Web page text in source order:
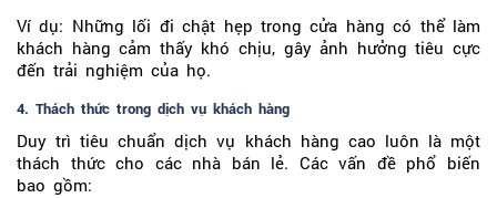
Ví dụ: Những lối đi chật hẹp trong cửa hàng có thể làm
khách hàng cảm thấy khó chịu, gây ảnh hưởng tiêu cực
đến trải nghiệm của họ.
4. Thách thức trong dịch vụ khách hàng
Duy trì tiêu chuẩn dịch vụ khách hàng cao luôn là một
thách thức cho các nhà bán lẻ. Các vấn đề phổ biến
bao gồm: